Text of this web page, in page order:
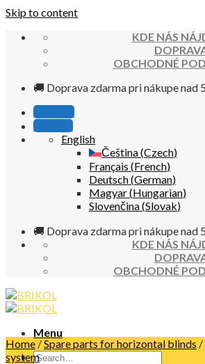
Skip to content
KDE NÁS
OBCHODNÉ
🚚 Doprava zdarma pri nákupe nad
Poradňa
Kontakt
English
Čeština(Czech)
Français (French)
Deutsch(German)
Magyar(Hungarian)
Slovenčina(Slovak)
🚚 Doprava zdarma pri nákupe nad
KDE NÁS
OBCHODNÉ
Menu
Home /Spare parts for horizontal blinds /
system